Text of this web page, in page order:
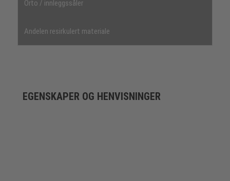
Orto / innleggssåler
Andelen resirkulert materiale
EGENSKAPER OG HENVISNINGER